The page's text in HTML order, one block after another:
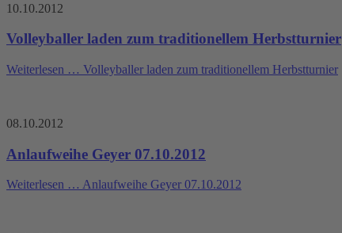
10.10.2012
Volleyballer laden zum traditionellem Herbstturnier
Weiterlesen … Volleyballer laden zum traditionellem Herbstturnier
08.10.2012
Anlaufweihe Geyer 07.10.2012
Weiterlesen … Anlaufweihe Geyer 07.10.2012